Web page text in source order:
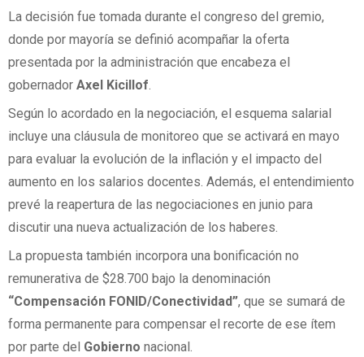
La decisión fue tomada durante el congreso del gremio,
donde por mayoría se definió acompañar la oferta
presentada por la administración que encabeza el
gobernador Axel Kicillof
Según lo acordado en la negociación, el esquema salarial
incluye una cláusula de monitoreo que se activará en mayo
para evaluar la evolución de la inflación y el impacto del
aumento en los salarios docentes. Además, el entendimiento
prevé la reapertura de las negociaciones en junio para
discutir una nueva actualización de los haberes.
La propuesta también incorpora una bonificación no
remunerativa de $28.700 bajo la denominación
“Compensación FONID/Conectividad”, que se sumará de
forma permanente para compensar el recorte de ese ítem
por parte del Gobierno nacional.